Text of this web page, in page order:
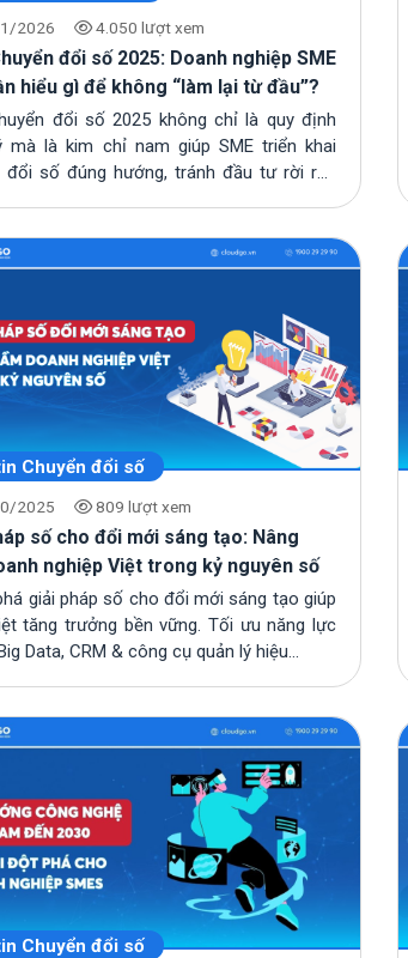
2026 4.050 lượt xem
đổi số 2025: Doanh nghiệp SME
hiểu gì để không “làm lại từ đầu”?
đổi số 2025 không chỉ là quy định
mà là kim chỉ nam giúp SME triển khai
đổi số đúng hướng, tránh đầu tư rời rạc
Chuyển đổi số
2025 809 lượt xem
số cho đổi mới sáng tạo: Nâng
nghiệp Việt trong kỷ nguyên số
giải pháp số cho đổi mới sáng tạo giúp
tăng trưởng bền vững. Tối ưu năng lực
Data, CRM & công cụ quản lý hiệu...
Chuyển đổi số